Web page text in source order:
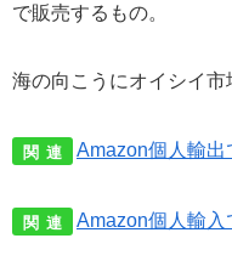
で販売するもの。
海の向こうにオイシイ市
関 連 Amazon個人輸出
関 連 Amazon個人輸入